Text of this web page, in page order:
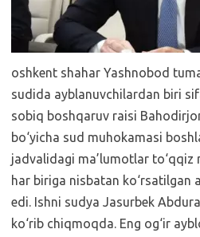
oshkent shahar Yashnobod
sudida ayblanuvchilardan biri
sobiq boshqaruv raisi
bo‘yicha sud muhokamasi
jadvalidagi ma’lumotlar to‘qqiz
har biriga nisbatan ko‘rsatilgan
edi. Ishni sudya Jasurbek
ko‘rib chiqmoqda. Eng og‘ir